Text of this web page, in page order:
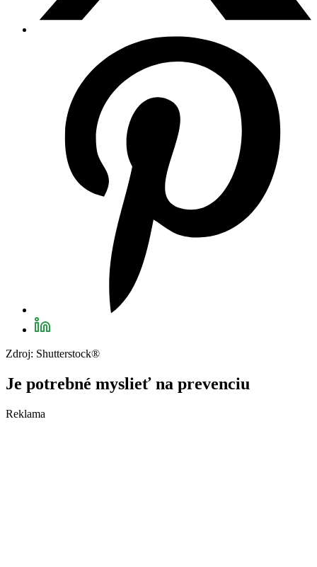
Zdroj: Shutterstock®
Je potrebné myslieť na prevenciu
Reklama